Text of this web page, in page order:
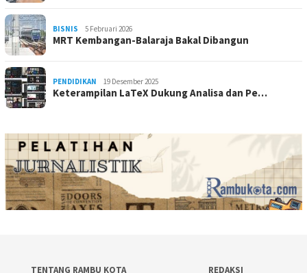
BISNIS 5 Februari 2026
MRT Kembangan-Balaraja Bakal Dibangun
PENDIDIKAN 19 Desember 2025
Keterampilan LaTeX Dukung Analisa dan Pe…
TENTANG RAMBU KOTA REDAKSI